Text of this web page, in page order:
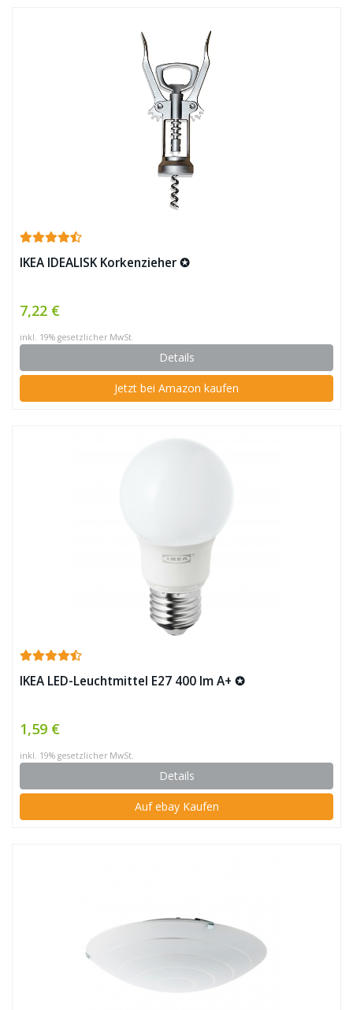
IKEA IDEALISK Korkenzieher ✪
7,22 €
inkl. 19% gesetzlicher MwSt.
Details
Jetzt bei Amazon kaufen
IKEA LED-Leuchtmittel E27 400 lm A+ ✪
1,59 €
inkl. 19% gesetzlicher MwSt.
Details
Auf ebay Kaufen